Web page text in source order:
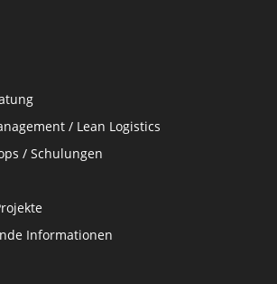
/ Lean Logistics
/ Schulungen
Informationen